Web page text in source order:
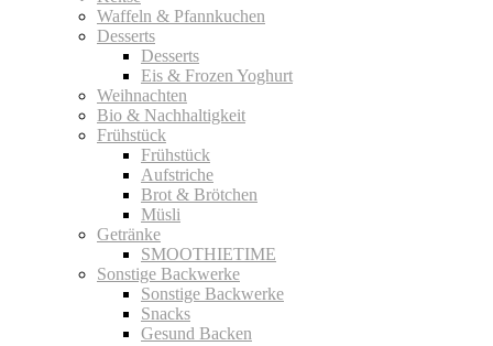
Waffeln & Pfannkuchen
Desserts
Desserts
Eis & Frozen Yoghurt
Weihnachten
Bio & Nachhaltigkeit
Frühstück
Frühstück
Aufstriche
Brot & Brötchen
Müsli
Getränke
SMOOTHIETIME
Sonstige Backwerke
Sonstige Backwerke
Snacks
Gesund Backen